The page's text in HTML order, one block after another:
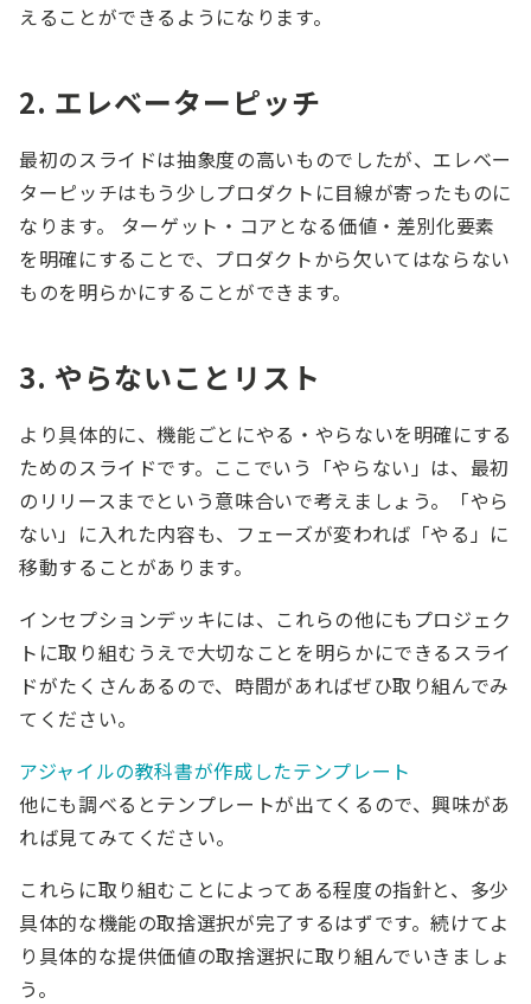
えることができるようになります。
2. エレベーターピッチ
最初のスライドは抽象度の高いものでしたが、エレベー
ターピッチはもう少しプロダクトに目線が寄ったものに
なります。 ターゲット・コアとなる価値・差別化要素
を明確にすることで、プロダクトから欠いてはならない
ものを明らかにすることができます。
3. やらないことリスト
より具体的に、機能ごとにやる・やらないを明確にする
ためのスライドです。ここでいう「やらない」は、最初
のリリースまでという意味合いで考えましょう。「やら
ない」に入れた内容も、フェーズが変われば「やる」に
移動することがあります。
インセプションデッキには、これらの他にもプロジェク
トに取り組むうえで大切なことを明らかにできるスライ
ドがたくさんあるので、時間があればぜひ取り組んでみ
てください。
アジャイルの教科書が作成したテンプレート
他にも調べるとテンプレートが出てくるので、興味があ
れば見てみてください。
これらに取り組むことによってある程度の指針と、多少
具体的な機能の取捨選択が完了するはずです。続けてよ
り具体的な提供価値の取捨選択に取り組んでいきましょ
う。